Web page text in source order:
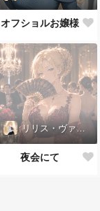
オフショルお嬢様
リリス・ヴァレンタイン
夜会にて